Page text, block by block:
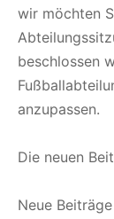
wir möchten
beschlossen
anzupassen.
Die neuen
Neue